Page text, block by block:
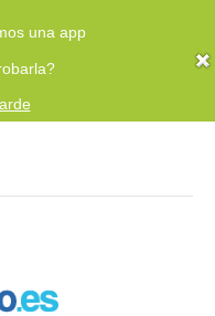
una app